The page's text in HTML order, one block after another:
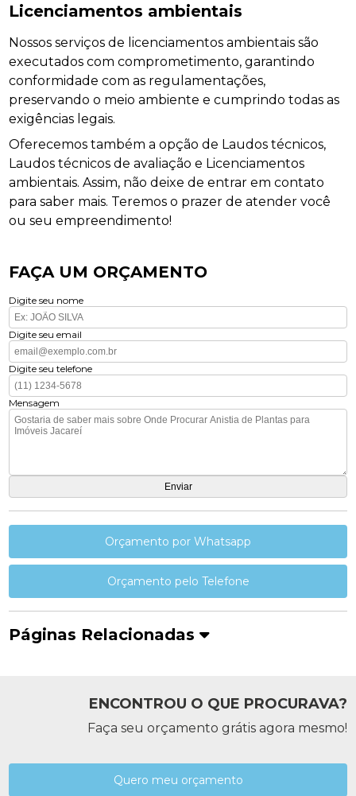
Licenciamentos ambientais
Nossos serviços de licenciamentos ambientais são
executados com comprometimento, garantindo
conformidade com as regulamentações,
preservando o meio ambiente e cumprindo todas as
exigências legais.
Oferecemos também a opção de Laudos técnicos,
Laudos técnicos de avaliação e Licenciamentos
ambientais. Assim, não deixe de entrar em contato
para saber mais. Teremos o prazer de atender você
ou seu empreendimento!
FAÇA UM ORÇAMENTO
Digite seu nome
Digite seu email
Digite seu telefone
Mensagem
Orçamento por Whatsapp
Orçamento pelo Telefone
Páginas Relacionadas
ENCONTROU O QUE PROCURAVA?
Faça seu orçamento grátis agora mesmo!
Quero meu orçamento